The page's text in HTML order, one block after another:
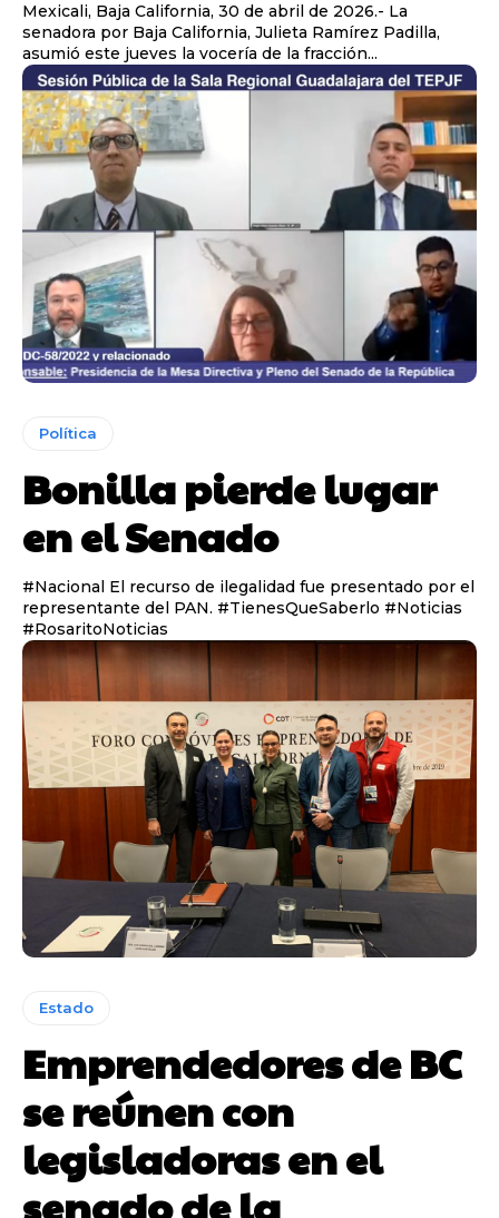
Mexicali, Baja California, 30 de abril de 2026.- La
senadora por Baja California, Julieta Ramírez Padilla,
asumió este jueves la vocería de la fracción...
Política
Bonilla pierde lugar
en el Senado
#Nacional El recurso de ilegalidad fue presentado por el
representante del PAN. #TienesQueSaberlo #Noticias
#RosaritoNoticias
Estado
Emprendedores de BC
se reúnen con
legisladoras en el
senado de la